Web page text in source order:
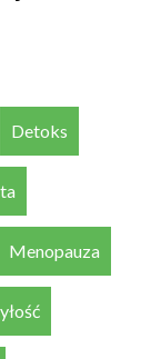
Detoks
Menopauza